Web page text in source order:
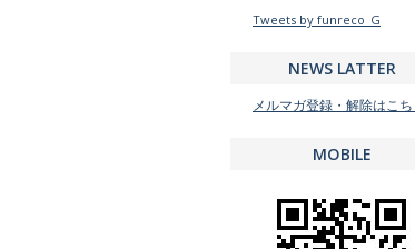
Tweets by funreco_G
NEWS LATTER
メルマガ登録・解除はこち
MOBILE